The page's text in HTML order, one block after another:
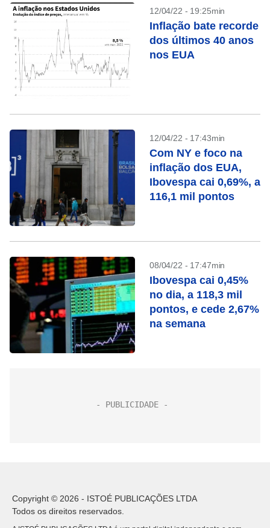
12/04/22 - 19:25min
Inflação bate recorde
dos últimos 40 anos
nos EUA
12/04/22 - 17:43min
Com NY e foco na
inflação dos EUA,
Ibovespa cai 0,69%, a
116,1 mil pontos
08/04/22 - 17:47min
Ibovespa cai 0,45%
no dia, a 118,3 mil
pontos, e cede 2,67%
na semana
Copyright © 2026 - ISTOÉ PUBLICAÇÕES LTDA
Todos os direitos reservados.